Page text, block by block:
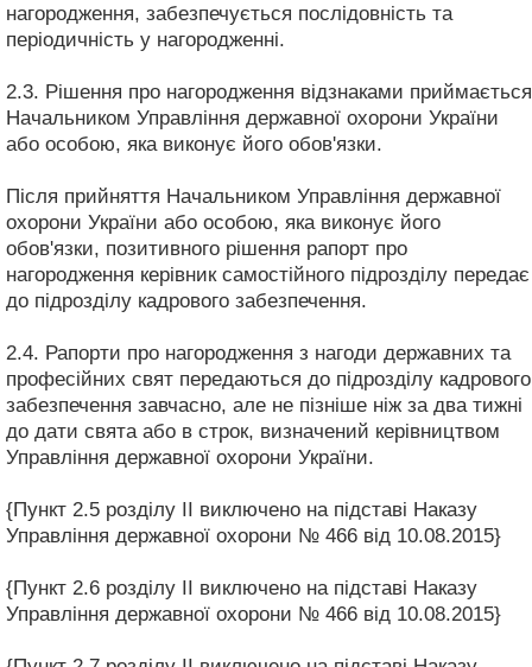
нагородження, забезпечується послідовність та
періодичність у нагородженні.
2.3. Рішення про нагородження відзнаками приймається
Начальником Управління державної охорони України
або особою, яка виконує його обов'язки.
Після прийняття Начальником Управління державної
охорони України або особою, яка виконує його
обов'язки, позитивного рішення рапорт про
нагородження керівник самостійного підрозділу передає
до підрозділу кадрового забезпечення.
2.4. Рапорти про нагородження з нагоди державних та
професійних свят передаються до підрозділу кадрового
забезпечення завчасно, але не пізніше ніж за два тижні
до дати свята або в строк, визначений керівництвом
Управління державної охорони України.
{Пункт 2.5 розділу II виключено на підставі Наказу
Управління державної охорони № 466 від 10.08.2015}
{Пункт 2.6 розділу II виключено на підставі Наказу
Управління державної охорони № 466 від 10.08.2015}